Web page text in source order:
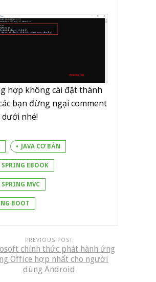
hợp không cài đặt thành
bạn đừng ngại comment
nhé!
JAVA CƠ BẢN
SPRING EBOOK
SPRING MVC
BOOT
PREVIOUS POST
chính thức phát hành ứng
Office hợp nhất cho người
dùng Android